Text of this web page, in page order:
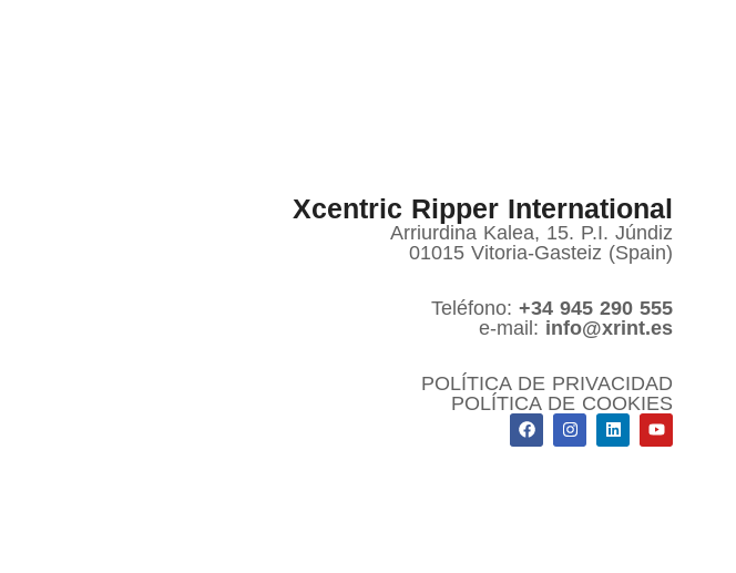
Xcentric Ripper International
Arriurdina Kalea, 15. P.I. Júndiz
01015 Vitoria-Gasteiz (Spain)
Teléfono: +34 945 290 555
e-mail: info@xrint.es
POLÍTICA DE PRIVACIDAD
POLÍTICA DE COOKIES